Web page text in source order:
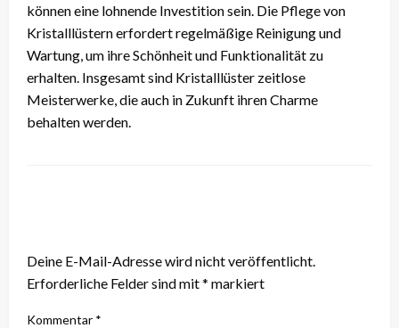
können eine lohnende Investition sein. Die Pflege von
Kristalllüstern erfordert regelmäßige Reinigung und
Wartung, um ihre Schönheit und Funktionalität zu
erhalten. Insgesamt sind Kristalllüster zeitlose
Meisterwerke, die auch in Zukunft ihren Charme
behalten werden.
Deine E-Mail-Adresse wird nicht veröffentlicht.
Erforderliche Felder sind mit* markiert
Kommentar *